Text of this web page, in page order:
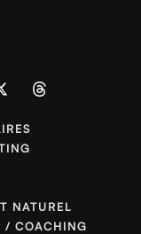
NATUREL
/ COACHING